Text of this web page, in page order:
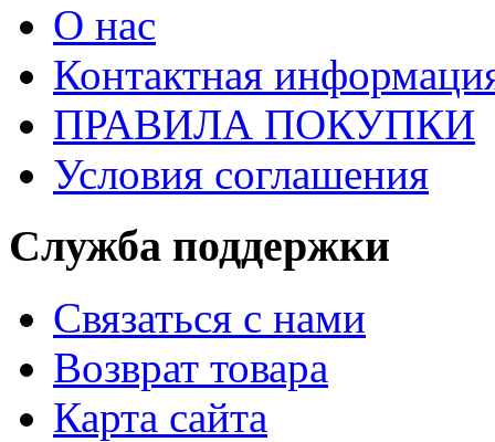
О нас
Контактная
ПРАВИЛА ПОКУПКИ
Условия соглашения
Служба поддержки
Связаться с нами
Возврат товара
Карта сайта